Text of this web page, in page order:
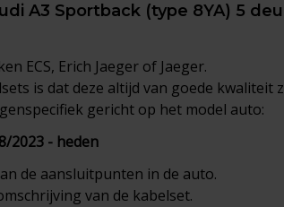
A3 Sportback (type 8YA) 5
ECS, Erich Jaeger of Jaeger.
is dat deze altijd van goede kwaliteit
gericht op het model auto:
2023 - heden
de aansluitpunten in de auto.
van de kabelset.